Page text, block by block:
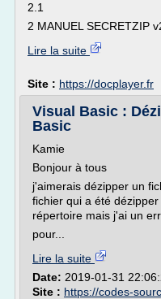
2.1
2 MANUEL SECRETZIP
Lire la suite
Site : https://docplayer.fr
Visual Basic :
Basic
Kamie
Bonjour à tous
j'aimerais dézipper un
fichier qui a été
répertoire mais j'ai un
pour...
Lire la suite
Date: 2019-01-31
Site : https://codes-